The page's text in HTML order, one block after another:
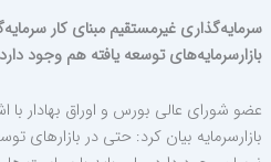
سرمایه‌گذاری غیرمستقیم مبنای کار
بازارسرمایه‌های توسعه یافته هم وجود دارد
عضو شورای عالی بورس و اوراق بهادار با
بازارسرمایه بیان کرد: حتی در بازارهای